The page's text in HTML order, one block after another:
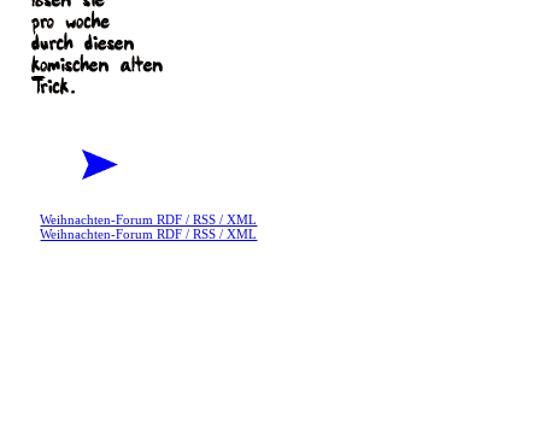
Weihnachten-Forum RDF / RSS / XML
Weihnachten-Forum RDF / RSS / XML